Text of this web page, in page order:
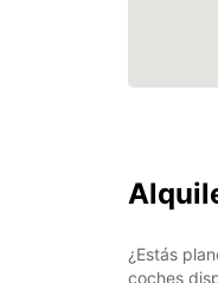
¿Estás
coches